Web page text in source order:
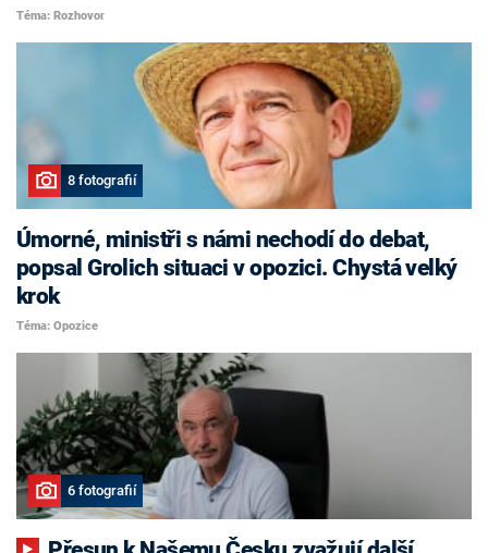
Téma: Rozhovor
8 fotografií
Úmorné, ministři s námi nechodí do debat,
popsal Grolich situaci v opozici. Chystá velký
krok
Téma: Opozice
6 fotografií